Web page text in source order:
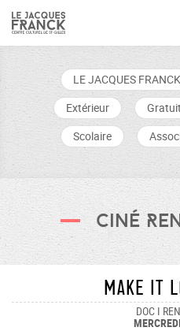
LE JACQUES
Extérieur
Gratuit
Scolaire
Ciné
Make it
DOC I